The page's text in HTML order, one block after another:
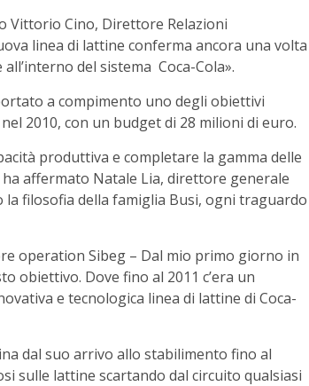
Vittorio Cino, Direttore Relazioni
linea di lattine conferma ancora una volta
del sistema Coca-Cola».
a compimento uno degli obiettivi
2010, con un budget di 28 milioni di euro.
produttiva e completare la gamma delle
affermato Natale Lia, direttore generale
filosofia della famiglia Busi, ogni traguardo
operation Sibeg – Dal mio primo giorno in
obiettivo. Dove fino al 2011 c’era un
e tecnologica linea di lattine di Coca-
dal suo arrivo allo stabilimento fino al
sulle lattine scartando dal circuito qualsiasi